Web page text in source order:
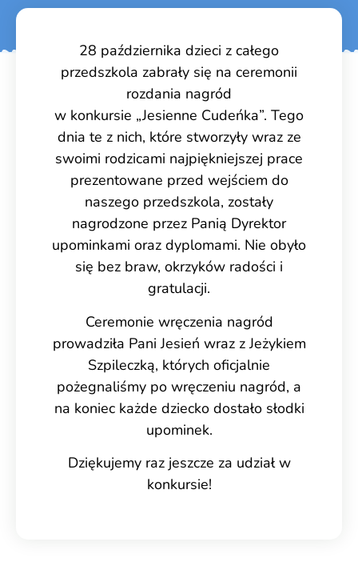
28 października dzieci z całego
przedszkola zabrały się na ceremonii
rozdania nagród
w konkursie „Jesienne Cudeńka”. Tego
dnia te z nich, które stworzyły wraz ze
swoimi rodzicami najpiękniejszej prace
prezentowane przed wejściem do
naszego przedszkola, zostały
nagrodzone przez Panią Dyrektor
upominkami oraz dyplomami. Nie obyło
się bez braw, okrzyków radości i
gratulacji.
Ceremonie wręczenia nagród
prowadziła Pani Jesień wraz z Jeżykiem
Szpileczką, których oficjalnie
pożegnaliśmy po wręczeniu nagród, a
na koniec każde dziecko dostało słodki
upominek.
Dziękujemy raz jeszcze za udział w
konkursie!